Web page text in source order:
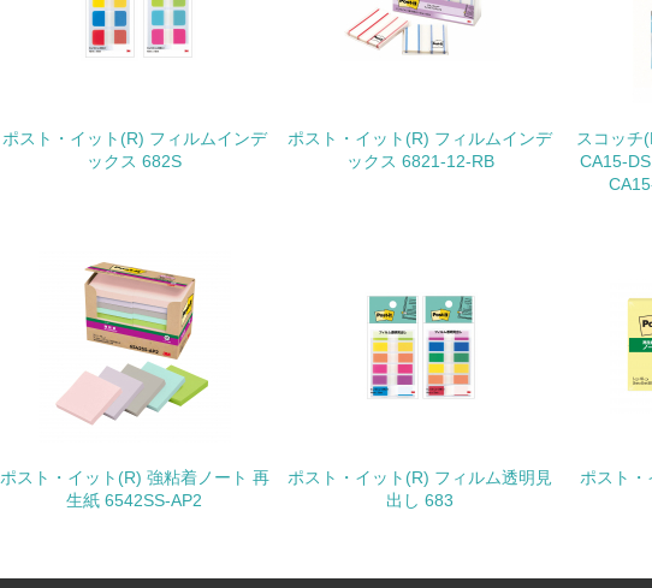
<L1> 「生物多様性保全」に関する取り組み（例：森林保全活
購入、原材料のトレーサビリティの確認等）を行っている
<L1> 周辺地域の環境保全活動を行い、自治体や地域団体の活動
No.
<L1> 「人権・労働等」に関する方針、規定等を持っている
<L1> 「公正・適正な取引」に関する方針、規定等を持っている
No. チェック項目
ポスト・イット(R) フィルムインデ
ックス 682S
ポスト・イット(R) フィルムインデ
ックス 6821-12-RB
スコッチ
CA15-
ポスト・イット(R) 強粘着ノート 再
生紙 6542SS-AP2
ポスト・イット(R) フィルム透明見
出し 683
ポスト